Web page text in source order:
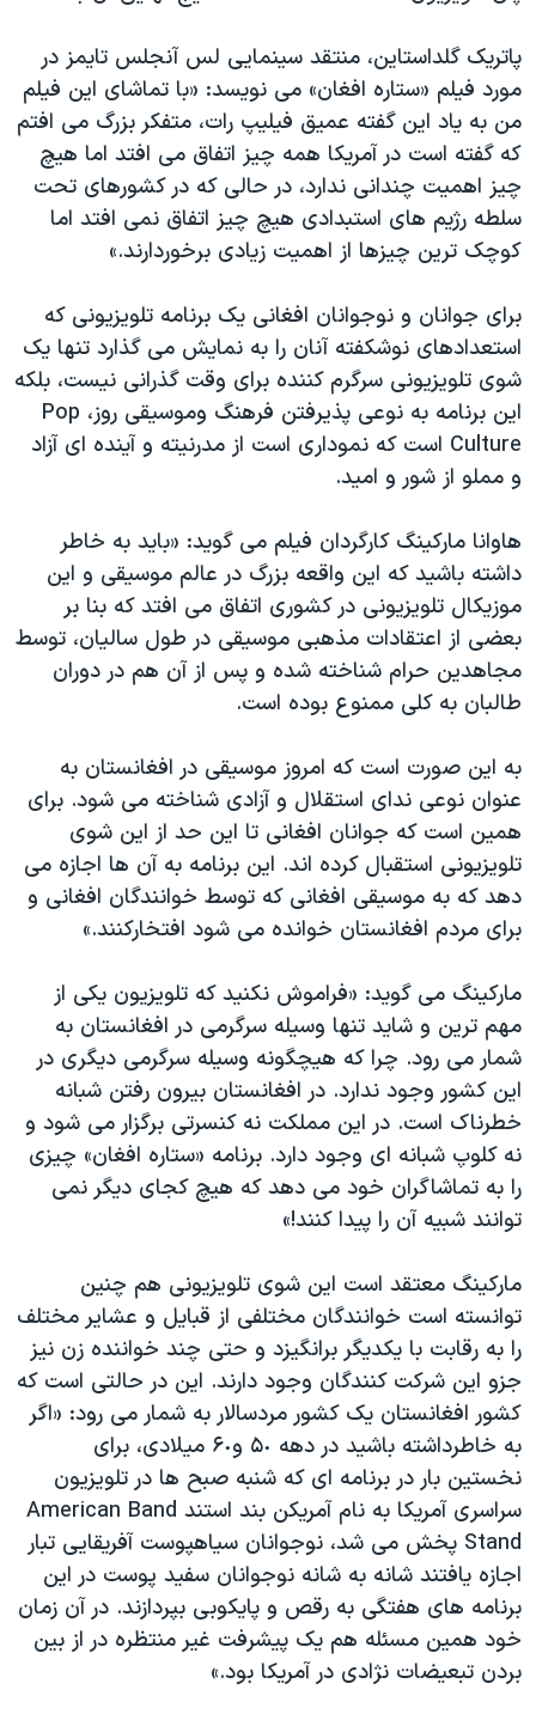
پاتریک گلداستاین، منتقد سینمایی لس آنجلس تایمز در
مورد فیلم «ستاره افغان» می نویسد: «با تماشای این فیلم
من به یاد این گفته عمیق فیلیپ رات، متفکر بزرگ می افتم
که گفته است در آمریکا همه چیز اتفاق می افتد اما هیچ
چیز اهمیت چندانی ندارد، در حالی که در کشورهای تحت
سلطه رژیم های استبدادی هیچ چیز اتفاق نمی افتد اما
کوچک ترین چیزها از اهمیت زیادی برخوردارند.»
برای جوانان و نوجوانان افغانی یک برنامه تلویزیونی که
استعدادهای نوشکفته آنان را به نمایش می گذارد تنها یک
شوی تلویزیونی سرگرم کننده برای وقت گذرانی نیست، بلکه
این برنامه به نوعی پذیرفتن فرهنگ وموسیقی روز، Pop
Culture است که نموداری است از مدرنیته و آینده ای آزاد
و مملو از شور و امید.
هاوانا مارکینگ کارگردان فیلم می گوید: «باید به خاطر
داشته باشید که این واقعه بزرگ در عالم موسیقی و این
موزیکال تلویزیونی در کشوری اتفاق می افتد که بنا بر
بعضی از اعتقادات مذهبی موسیقی در طول سالیان، توسط
مجاهدین حرام شناخته شده و پس از آن هم در دوران
طالبان به کلی ممنوع بوده است.
به این صورت است که امروز موسیقی در افغانستان به
عنوان نوعی ندای استقلال و آزادی شناخته می شود. برای
همین است که جوانان افغانی تا این حد از این شوی
تلویزیونی استقبال کرده اند. این برنامه به آن ها اجازه می
دهد که به موسیقی افغانی که توسط خوانندگان افغانی و
برای مردم افغانستان خوانده می شود افتخارکنند.»
مارکینگ می گوید: «فراموش نکنید که تلویزیون یکی از
مهم ترین و شاید تنها وسیله سرگرمی در افغانستان به
شمار می رود. چرا که هیچگونه وسیله سرگرمی دیگری در
این کشور وجود ندارد. در افغانستان بیرون رفتن شبانه
خطرناک است. در این مملکت نه کنسرتی برگزار می شود و
نه کلوپ شبانه ای وجود دارد. برنامه «ستاره افغان» چیزی
را به تماشاگران خود می دهد که هیچ کجای دیگر نمی
توانند شبیه آن را پیدا کنند!»
مارکینگ معتقد است این شوی تلویزیونی هم چنین
توانسته است خوانندگان مختلفی از قبایل و عشایر مختلف
را به رقابت با یکدیگر برانگیزد و حتی چند خواننده زن نیز
جزو این شرکت کنندگان وجود دارند. این در حالتی است که
کشور افغانستان یک کشور مردسالار به شمار می رود: «اگر
به خاطرداشته باشید در دهه ۵٠ و۶٠ میلادی، برای
نخستین بار در برنامه ای که شنبه صبح ها در تلویزیون
سراسری آمریکا به نام آمریکن بند استند American Band
Stand پخش می شد، نوجوانان سیاهپوست آفریقایی تبار
اجازه یافتند شانه به شانه نوجوانان سفید پوست در این
برنامه های هفتگی به رقص و پایکوبی بپردازند. در آن زمان
خود همین مسئله هم یک پیشرفت غیر منتظره در از بین
بردن تبعیضات نژادی در آمریکا بود.»